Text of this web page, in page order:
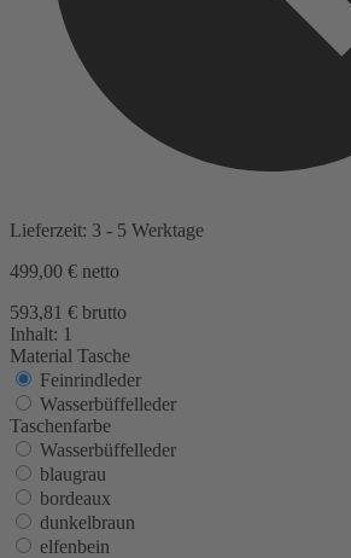
Lieferzeit: 3 - 5 Werktage
499,00 € netto
593,81 € brutto
Inhalt: 1
Material Tasche
Feinrindleder
Wasserbüffelleder
Taschenfarbe
Wasserbüffelleder
blaugrau
bordeaux
dunkelbraun
elfenbein